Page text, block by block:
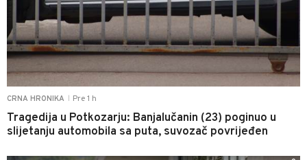
CRNA HRONIKA Pre 1 h
Tragedija u Potkozarju: Banjalučanin (23) poginuo u
slijetanju automobila sa puta, suvozač povrijeđen